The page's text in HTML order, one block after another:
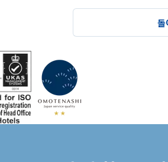
돌